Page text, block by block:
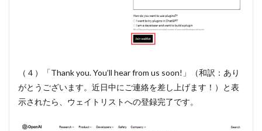
（４）「Thank you. You’ll hear from us soon!」（和訳：あり
がとうございます。近日中にご連絡を差し上げます！）と表
示されたら、ウェイトリストへの登録完了です。